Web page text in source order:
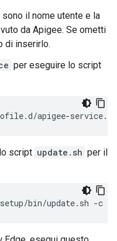
sono il nome utente e la
da Apigee. Se ometti
di inserirlo.
per eseguire lo script
apigee-service.sh
script update.sh per il
bin/update.sh -c